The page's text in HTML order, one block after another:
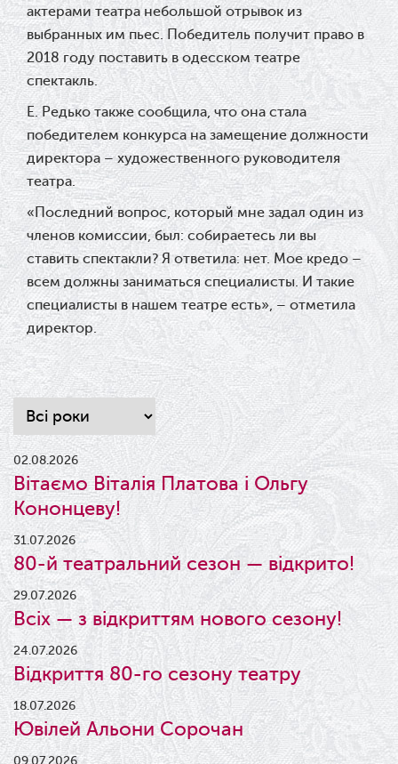
актерами театра небольшой отрывок из
выбранных им пьес. Победитель получит право в
2018 году поставить в одесском театре
спектакль.
Е. Редько также сообщила, что она стала
победителем конкурса на замещение должности
директора – художественного руководителя
театра.
«Последний вопрос, который мне задал один из
членов комиссии, был: собираетесь ли вы
ставить спектакли? Я ответила: нет. Мое кредо –
всем должны заниматься специалисты. И такие
специалисты в нашем театре есть», – отметила
директор.
02.08.2026
Вітаємо Віталія Платова і Ольгу
Кононцеву!
31.07.2026
80-й театральний сезон — відкрито!
29.07.2026
Всіх — з відкриттям нового сезону!
24.07.2026
Відкриття 80-го сезону театру
18.07.2026
Ювілей Альони Сорочан
09.07.2026